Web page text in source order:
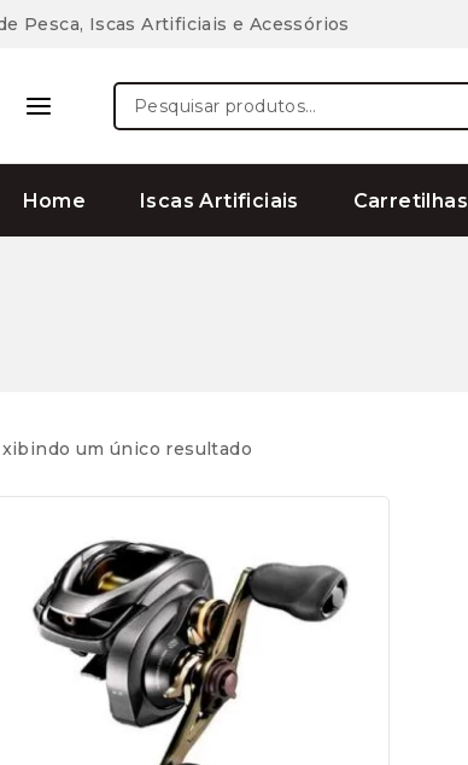
Pesca, Iscas Artificiais e Acessórios
Pesquisar
por:
Home Iscas Artificiais Carretilhas
um único resultado